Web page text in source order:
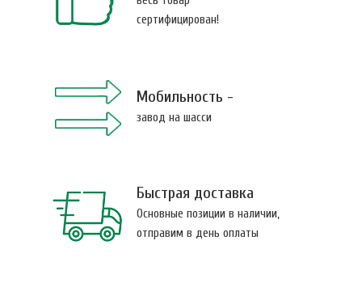
сертифицирован!
Мобильность -
завод на шасси
Быстрая доставка
Основные позиции в наличии,
отправим в день оплаты